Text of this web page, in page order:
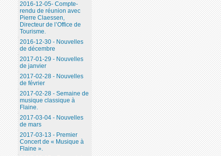
2016-12-05- Compte-
rendu de réunion avec
Pierre Claessen,
Directeur de l’Office de
Tourisme.
2016-12-30 - Nouvelles
de décembre
2017-01-29 - Nouvelles
de janvier
2017-02-28 - Nouvelles
de février
2017-02-28 - Semaine de
musique classique à
Flaine.
2017-03-04 - Nouvelles
de mars
2017-03-13 - Premier
Concert de « Musique à
Flaine ».